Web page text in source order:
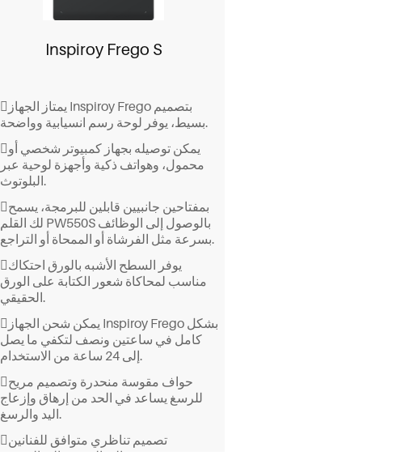
Inspiroy Frego S
يمتاز الجهاز Inspiroy Frego بتصميم
بسيط، يوفر لوحة رسم انسيابية وواضحة.
يمكن توصيله بجهاز كمبيوتر شخصي أو
محمول، وهواتف ذكية وأجهزة لوحية عبر
البلوتوث.
بمفتاحين جانبيين قابلين للبرمجة، يسمح
لك القلم PW550S بالوصول إلى الوظائف
بسرعة مثل الفرشاة أو الممحاة أو التراجع.
يوفر السطح الأشبه بالورق احتكاك
مناسب لمحاكاة شعور الكتابة على الورق
الحقيقي.
يمكن شحن الجهاز Inspiroy Frego بشكل
كامل في ساعتين ونصف لتكفي ما يصل
إلى 24 ساعة من الاستخدام.
حواف مقوسة منحدرة وتصميم مريح
للرسغ يساعد في الحد من إرهاق وإزعاج
اليد والرسغ.
تصميم تناظري متوافق للفنانين